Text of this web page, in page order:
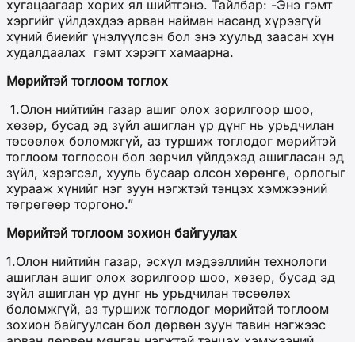
хугацаагаар хорих ял шийтгэнэ. Тайлбар: -Энэ гэмт
хэргийг үйлдэхдээ арван найман насанд хүрээгүй
хүний биеийг үнэлүүлсэн бол энэ хуульд заасан хүн
худалдаалах гэмт хэрэгт хамаарна.
Мөрийтэй тоглоом тоглох
1.Олон нийтийн газар ашиг олох зорилгоор шоо,
хөзөр, бусад эд зүйл ашиглан үр дүнг нь урьдчилан
төсөөлөх боломжгүй, аз туршиж тоглодог мөрийтэй
тоглоом тоглосон бол зөрчил үйлдэхэд ашигласан эд
зүйл, хэрэгсэл, хууль бусаар олсон хөрөнгө, орлогыг
хурааж хүнийг нэг зуун нэгжтэй тэнцэх хэмжээний
төгрөгөөр торгоно.”
Мөрийтэй тоглоом зохион байгуулах
1.Олон нийтийн газар, эсхүл мэдээллийн технологи
ашиглан ашиг олох зорилгоор шоо, хөзөр, бусад эд
зүйл ашиглан үр дүнг нь урьдчилан төсөөлөх
боломжгүй, аз туршиж тоглодог мөрийтэй тоглоом
зохион байгуулсан бол дөрвөн зуун тавин нэгжээс